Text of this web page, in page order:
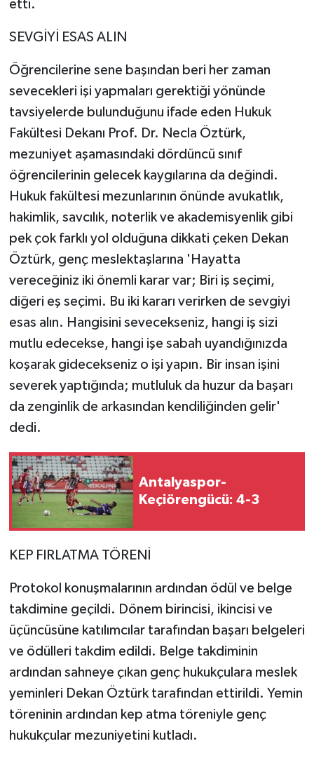
etti.
SEVGİYİ ESAS ALIN
Öğrencilerine sene başından beri her zaman
sevecekleri işi yapmaları gerektiği yönünde
tavsiyelerde bulunduğunu ifade eden Hukuk
Fakültesi Dekanı Prof. Dr. Necla Öztürk,
mezuniyet aşamasındaki dördüncü sınıf
öğrencilerinin gelecek kaygılarına da değindi.
Hukuk fakültesi mezunlarının önünde avukatlık,
hakimlik, savcılık, noterlik ve akademisyenlik gibi
pek çok farklı yol olduğuna dikkati çeken Dekan
Öztürk, genç meslektaşlarına 'Hayatta
vereceğiniz iki önemli karar var; Biri iş seçimi,
diğeri eş seçimi. Bu iki kararı verirken de sevgiyi
esas alın. Hangisini sevecekseniz, hangi iş sizi
mutlu edecekse, hangi işe sabah uyandığınızda
koşarak gidecekseniz o işi yapın. Bir insan işini
severek yaptığında; mutluluk da huzur da başarı
da zenginlik de arkasından kendiliğinden gelir'
dedi.
Antalyaspor-
Keçiörengücü: 4-3
KEP FIRLATMA TÖRENİ
Protokol konuşmalarının ardından ödül ve belge
takdimine geçildi. Dönem birincisi, ikincisi ve
üçüncüsüne katılımcılar tarafından başarı belgeleri
ve ödülleri takdim edildi. Belge takdiminin
ardından sahneye çıkan genç hukukçulara meslek
yeminleri Dekan Öztürk tarafından ettirildi. Yemin
töreninin ardından kep atma töreniyle genç
hukukçular mezuniyetini kutladı.